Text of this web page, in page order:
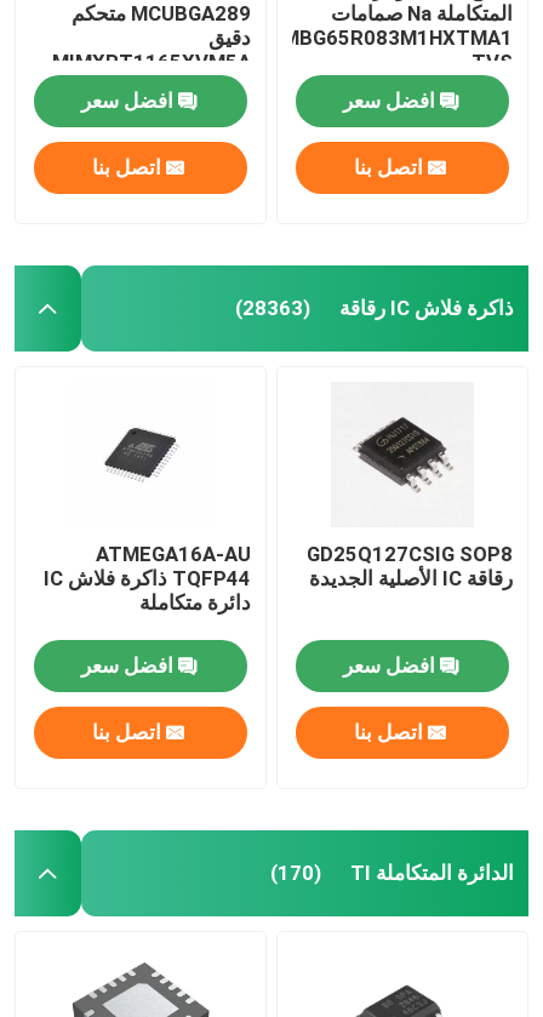
شاشة LCD للهاتف المحمول
إعادة تدوير المكونات الإلكترونية
المتكاملة Na صمامات
IMBG65R083M1HXTMA1
TVS
افضل سعر
اتصل بنا
MCUBGA289 متحكم
دقيق
MIMXRT1165XVM5A
افضل سعر
اتصل بنا
ذاكرة فلاش IC رقاقة (28363)
GD25Q127CSIG SOP8
رقاقة IC الأصلية الجديدة
افضل سعر
اتصل بنا
ATMEGA16A-AU
TQFP44 ذاكرة فلاش IC
دائرة متكاملة
افضل سعر
اتصل بنا
الدائرة المتكاملة TI (170)